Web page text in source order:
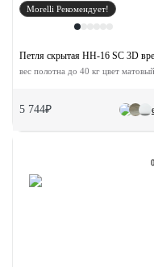
Morelli Рекомендует!
Петля скрытая HH-16 SC 3D
5 744₽